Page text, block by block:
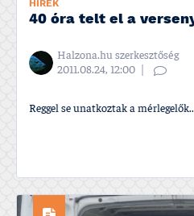
HÍREK
40 óra telt el a
Halzona.hu szerkesztőség
2011.08.24, 12:00
Reggel se unatkoztak a